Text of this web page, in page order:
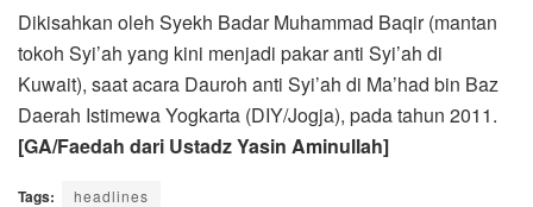
Dikisahkan oleh Syekh Badar Muhammad Baqir (mantan
tokoh Syi’ah yang kini menjadi pakar anti Syi’ah di
Kuwait), saat acara Dauroh anti Syi’ah di Ma’had bin Baz
Daerah Istimewa Yogkarta (DIY/Jogja), pada tahun 2011.
[GA/Faedah dari Ustadz Yasin Aminullah]
Tags:
headlines